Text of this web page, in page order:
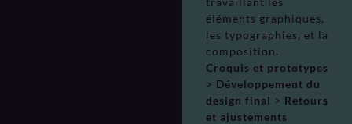
éléments graphiques,
les typographies, et la
composition.
Croquis et prototypes
> Développement du
design final > Retours
et ajustements